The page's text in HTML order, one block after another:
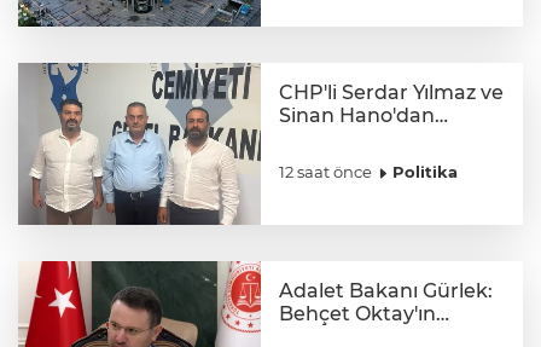
CHP'li Serdar Yılmaz ve
Sinan Hano'dan
12 saat önce Politika
Adalet Bakanı Gürlek:
Behçet Oktay'ın